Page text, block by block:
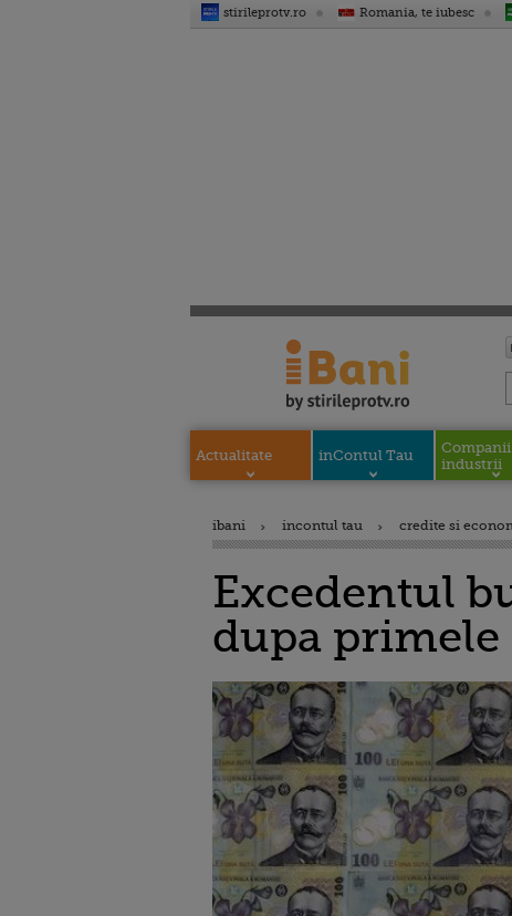
stirileprotv.ro Romania, te iubesc
Actualitate inContul Tau
Companii
industrii
ibani incontul tau credite si
Excedentul
dupa primele